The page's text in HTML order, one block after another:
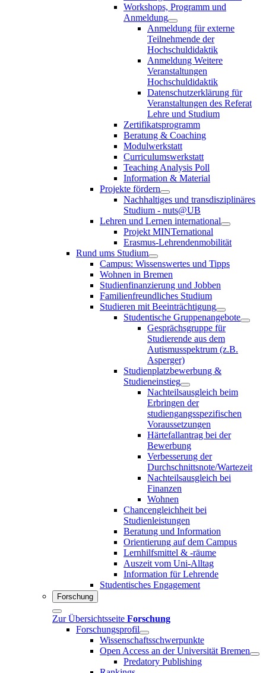
Workshops, Programm und
Anmeldung
Anmeldung für externe
Teilnehmende der
Hochschuldidaktik
Anmeldung Weitere
Veranstaltungen
Hochschuldidaktik
Datenschutzerklärung für
Veranstaltungen des Referat
Lehre und Studium
Zertifikatsprogramm
Beratung & Coaching
Modulwerkstatt
Curriculumswerkstatt
Teaching Analysis Poll
Information & Material
Projekte fördern
Nachhaltiges und transdisziplinäres
Studium - nuts@UB
Lehren und Lernen international
Projekt MINTernational
Erasmus-Lehrendenmobilität
Rund ums Studium
Campus: Wissenswertes und Tipps
Wohnen in Bremen
Studienfinanzierung und Jobben
Familienfreundliches Studium
Studieren mit Beeinträchtigung
Studentische Gruppenangebote
Gesprächsgruppe für
Studierende aus dem
Autismusspektrum (z.B.
Asperger)
Studienplatzbewerbung &
Studieneinstieg
Nachteilsausgleich beim
Erbringen der
studiengangsspezifischen
Voraussetzungen
Härtefallantrag bei der
Bewerbung
Verbesserung der
Durchschnittsnote/Wartezeit
Nachteilsausgleich bei
Finanzen
Wohnen
Chancengleichheit bei
Studienleistungen
Beratung und Information
Orientierung auf dem Campus
Lernhilfsmittel & -räume
Auszeit vom Uni-Alltag
Information für Lehrende
Studentisches Engagement
Forschung
Zur Übersichtsseite Forschung
Forschungsprofil
Wissenschaftsschwerpunkte
Open Access an der Universität Bremen
Predatory Publishing